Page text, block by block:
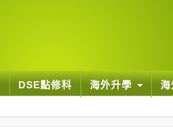
DSE點修科 海外升學